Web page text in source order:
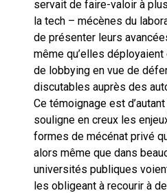
servait de faire-valoir à
la tech – mécènes du
de présenter leurs
même qu’elles
de lobbying en vue de
discutables auprès des
Ce témoignage est
souligne en creux les
formes de mécénat privé
alors même que dans
universités publiques
les obligeant à recourir à